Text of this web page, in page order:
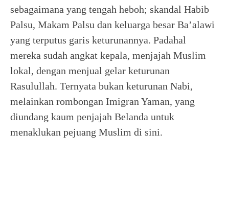
sebagaimana yang tengah heboh; skandal Habib
Palsu, Makam Palsu dan keluarga besar Ba’alawi
yang terputus garis keturunannya. Padahal
mereka sudah angkat kepala, menjajah Muslim
lokal, dengan menjual gelar keturunan
Rasulullah. Ternyata bukan keturunan Nabi,
melainkan rombongan Imigran Yaman, yang
diundang kaum penjajah Belanda untuk
menaklukan pejuang Muslim di sini.